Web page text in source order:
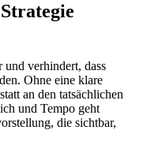
und verhindert, dass
Ohne eine klare
an den tatsächlichen
und Tempo geht
die sichtbar,